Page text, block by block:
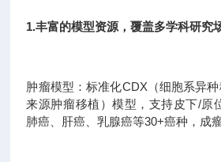
1.丰富的模型资源，覆盖多学科研究
肿瘤模型：标准化CDX（细胞系异
来源肿瘤移植）模型，支持皮下/原
肺癌、肝癌、乳腺癌等30+癌种，成